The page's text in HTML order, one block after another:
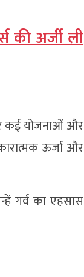
की अर्जी ली
कई योजनाओं और
ऊर्जा और
गर्व का एहसास